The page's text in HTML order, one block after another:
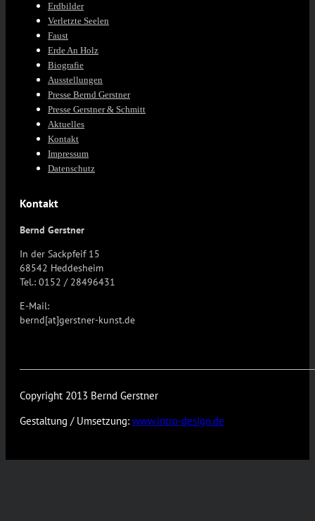
Erdbilder
Verletzte Seelen
Faust
Erde An Holz
Biografie
Ausstellungen
Presse Bernd Gerstner
Presse Gerstner & Schmitt
Aktuelles
Kontakt
Impressum
Datenschutz
Kontakt
Bernd Gerstner
In der Sackpfeif 15
68542 Heddesheim
Tel.: 0152 / 28496431
E-Mail:
bernd[at]gerstner-kunst.de
Copyright 2013 Bernd Gerstner
Gestaltung / Umsetzung: www.intro-design.de